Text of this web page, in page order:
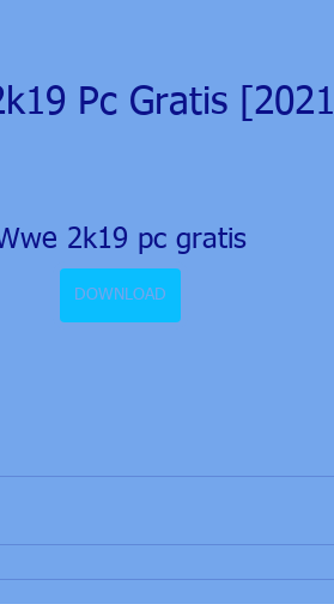
Pc Gratis [2021]
2k19 pc gratis
DOWNLOAD